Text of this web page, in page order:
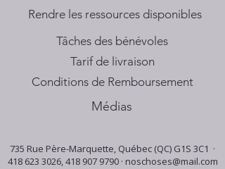
​Rendre les ressources disponibles
Tâches des bénévoles
Tarif de livraison
Conditions de Remboursement
Médias
735 Rue Père-Marquette, Québec (QC) G1S 3C1 ·
418 623 3026,418 907 9790· noschoses@mail.com